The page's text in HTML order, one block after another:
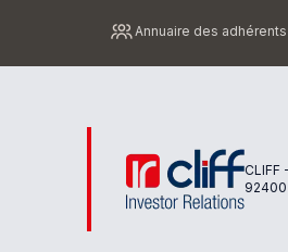
page
Annuaire des adhérents
CLIFF